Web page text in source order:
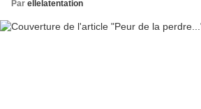
Par ellelatentation